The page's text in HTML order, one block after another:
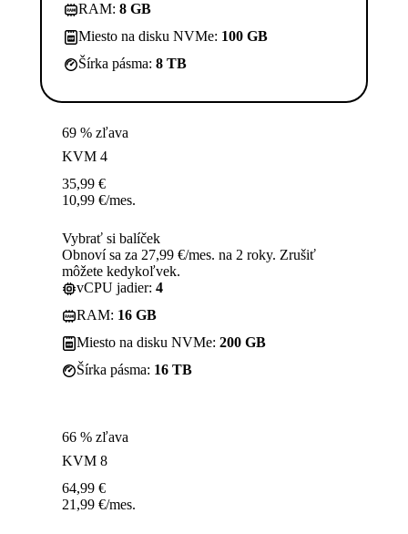
RAM: 8 GB
Miesto na disku NVMe: 100 GB
Šírka pásma: 8 TB
69 % zľava
KVM 4
35,99 €
10,99 €/mes.
Vybrať si balíček
Obnoví sa za 27,99 €/mes. na 2 roky. Zrušiť
môžete kedykoľvek.
vCPU jadier: 4
RAM: 16 GB
Miesto na disku NVMe: 200 GB
Šírka pásma: 16 TB
66 % zľava
KVM 8
64,99 €
21,99 €/mes.